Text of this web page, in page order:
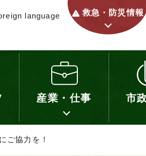
language 救急・防災情報
産業・仕事 市
ご協力を！